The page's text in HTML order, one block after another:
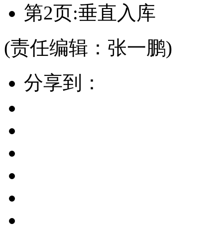
第2页:垂直入库
(责任编辑：张一鹏)
分享到：